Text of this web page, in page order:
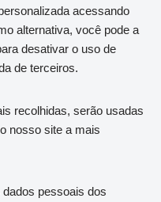
acessando
alternativa, você pode a
desativar o uso de
de terceiros.
recolhidas, serão usadas
nosso site a mais
pessoais dos